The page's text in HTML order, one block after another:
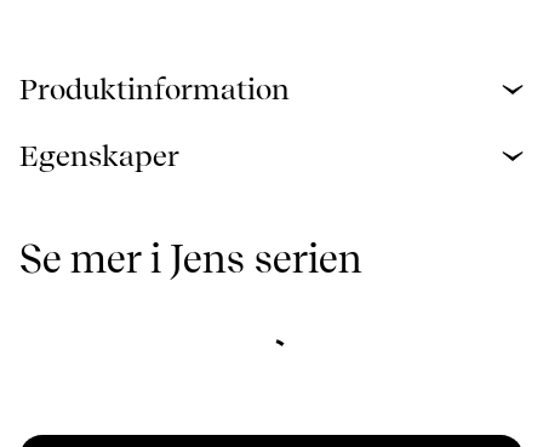
Produktinformation
Egenskaper
Se mer i Jens serien